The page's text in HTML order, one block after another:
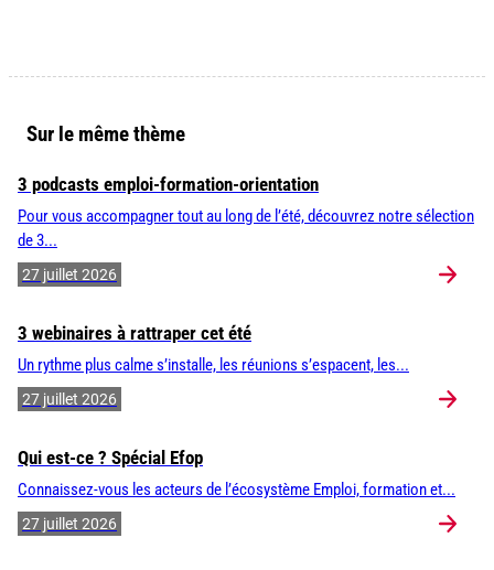
Sur le même thème
3 podcasts emploi-formation-orientation
Pour vous accompagner tout au long de l’été, découvrez notre sélection
de 3...
27 juillet 2026
3 webinaires à rattraper cet été
Un rythme plus calme s’installe, les réunions s’espacent, les...
27 juillet 2026
Qui est-ce ? Spécial Efop
Connaissez-vous les acteurs de l’écosystème Emploi, formation et...
27 juillet 2026